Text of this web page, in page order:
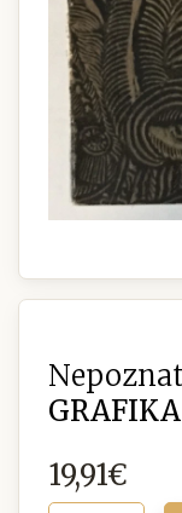
19,91€